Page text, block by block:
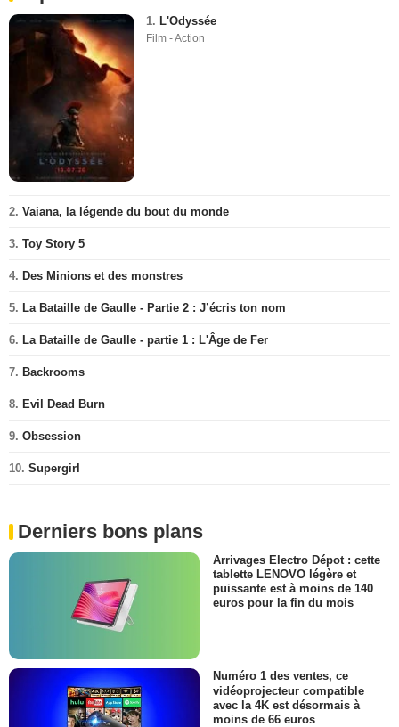
1. L'Odyssée
Film - Action
2. Vaiana, la légende du bout du monde
3. Toy Story 5
4. Des Minions et des monstres
5. La Bataille de Gaulle - Partie 2 : J’écris ton nom
6. La Bataille de Gaulle - partie 1 : L'Âge de Fer
7. Backrooms
8. Evil Dead Burn
9. Obsession
10. Supergirl
Derniers bons plans
Arrivages Electro Dépot : cette
tablette LENOVO légère et
puissante est à moins de 140
euros pour la fin du mois
Numéro 1 des ventes, ce
vidéoprojecteur compatible
avec la 4K est désormais à
moins de 66 euros